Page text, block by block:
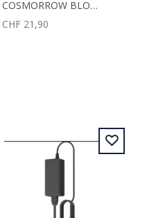
COSMORROW BLOOM LED 20W 1.8
CHF 21,90